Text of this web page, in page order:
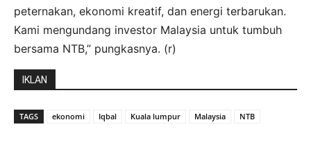
peternakan, ekonomi kreatif, dan energi terbarukan.
Kami mengundang investor Malaysia untuk tumbuh
bersama NTB,” pungkasnya. (r)
IKLAN
TAGS ekonomi Iqbal Kuala lumpur Malaysia NTB